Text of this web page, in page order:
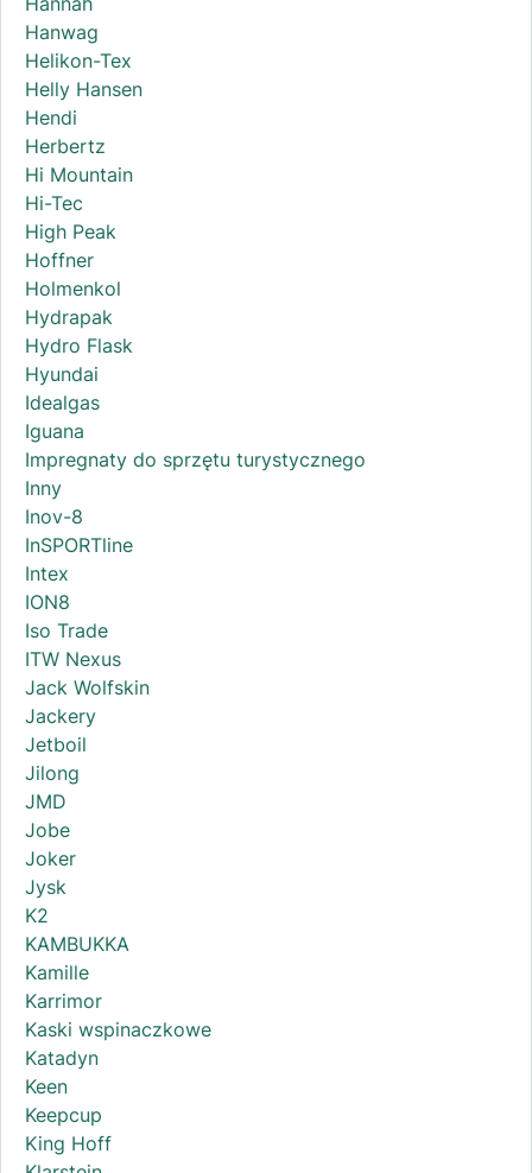
Hanwag
Helikon-Tex
Helly Hansen
Hendi
Herbertz
Hi Mountain
Hi-Tec
High Peak
Hoffner
Holmenkol
Hydrapak
Hydro Flask
Hyundai
Idealgas
Iguana
Impregnaty do sprzętu turystycznego
Inny
Inov-8
InSPORTline
Intex
ION8
Iso Trade
ITW Nexus
Jack Wolfskin
Jackery
Jetboil
Jilong
JMD
Jobe
Joker
Jysk
K2
KAMBUKKA
Kamille
Karrimor
Kaski wspinaczkowe
Katadyn
Keen
Keepcup
King Hoff